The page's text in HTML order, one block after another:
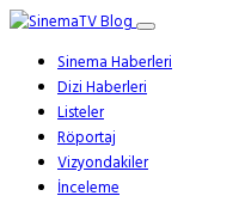
Sinema Haberleri
Dizi Haberleri
Listeler
Röportaj
Vizyondakiler
İnceleme